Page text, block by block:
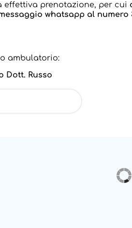
effettiva prenotazione, per cui
whatsapp al numero
ambulatorio:
Dott. Russo